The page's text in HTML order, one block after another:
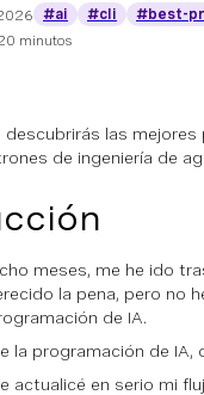
#ai #cli
#best-
minutos
descubrirás las
de ingeniería de
meses, me he ido
la pena, pero no
de IA.
la programación de IA,
actualicé en serio mi